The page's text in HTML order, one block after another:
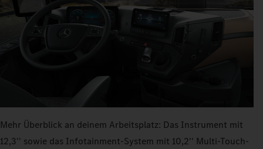
Mehr Überblick an deinem Arbeitsplatz: Das Instrument mit
12,3'' sowie das Infotainment-System mit 10,2'' Multi‑Touch-